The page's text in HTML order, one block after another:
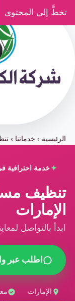
تخطَّ إلى المحتوى
الرئيسية › خدماتنا ›
خدمة احترافية
تنظيف
الإمارات
ابدأ بالتواصل
اطلب عبر
الإمارات